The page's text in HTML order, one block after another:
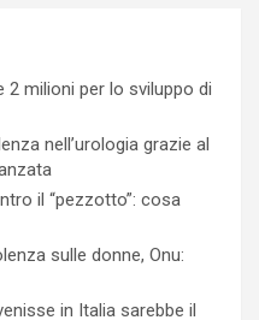
2 milioni per lo sviluppo di
nell’urologia grazie al
il “pezzotto”: cosa
sulle donne, Onu:
in Italia sarebbe il